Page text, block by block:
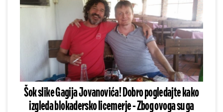
Šok slike Gagija Jovanovića! Dobro pogledajte kako
izgleda blokadersko licemerje - Zbog ovoga su ga